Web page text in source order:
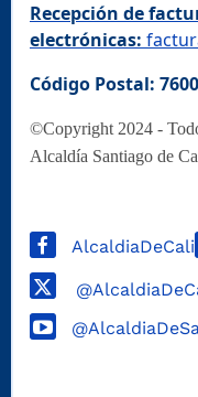
Recepción de
electrónicas:
Código Postal:
©Copyright 2024 -
Alcaldía Santiago de
AlcaldiaDeCali